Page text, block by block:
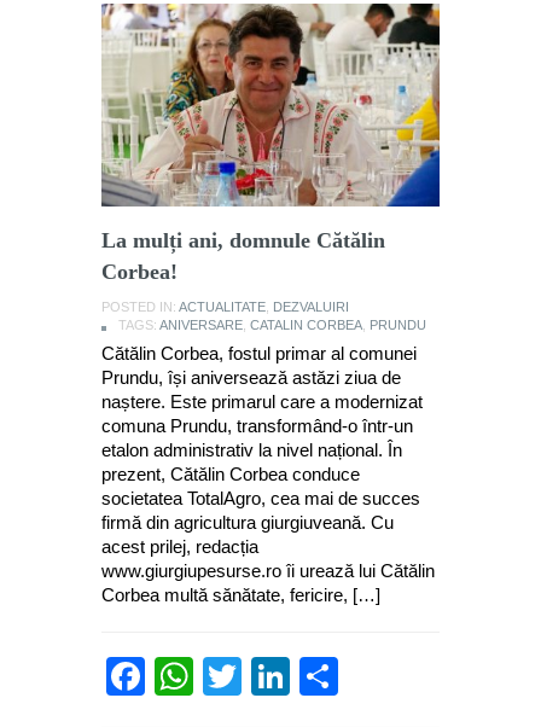
La mulți ani, domnule Cătălin
Corbea!
POSTED IN: ACTUALITATE DEZVALUIRI
TAGS: ANIVERSARE CATALIN CORBEA PRUNDU
Cătălin Corbea, fostul primar al comunei
Prundu, își aniversează astăzi ziua de
naștere. Este primarul care a modernizat
comuna Prundu, transformând-o într-un
etalon administrativ la nivel național. În
prezent, Cătălin Corbea conduce
societatea TotalAgro, cea mai de succes
firmă din agricultura giurgiuveană. Cu
acest prilej, redacția
www.giurgiupesurse.ro îi urează lui Cătălin
Corbea multă sănătate, fericire, […]
Facebook
WhatsApp
TwitterLinkedIn